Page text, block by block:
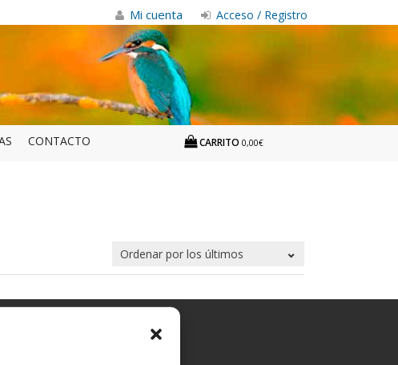
Mi cuenta Acceso / Registro
CONTACTO CARRITO 0,00€